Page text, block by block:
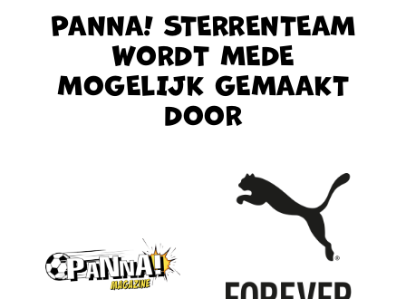
PANNA! STERRENTEAM
WORDT MEDE
MOGELIJK GEMAAKT
DOOR